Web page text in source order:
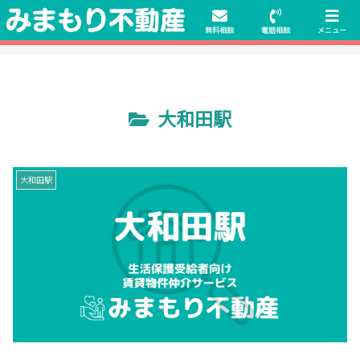
初期費用無料物件や保証人不要の物件も豊富にご用意！相談料無料でも申
請・手続きサポート付き！
大和田駅
大和田駅
無料相談 電話相談 メニュー